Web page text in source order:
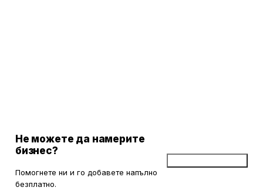
Не можете да намерите
бизнес?
Помогнете ни и го добавете напълно
безплатно.